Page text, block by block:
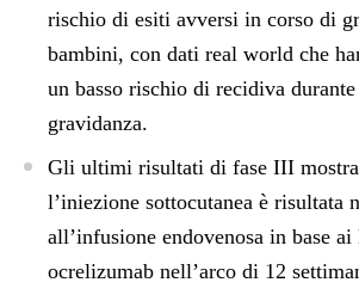
rischio di esiti avversi in corso di
bambini, con dati real world che
un basso rischio di recidiva
gravidanza.
Gli ultimi risultati di fase III
l’iniezione sottocutanea è risultata
all’infusione endovenosa in base
ocrelizumab nell’arco di 12